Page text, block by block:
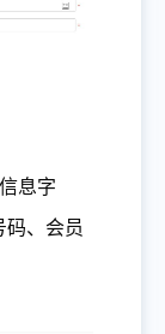
息字
码、会员